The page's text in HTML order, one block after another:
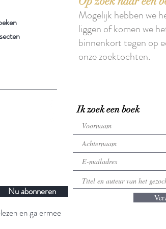
Mogelijk hebben we
liggen of komen we
binnenkort tegen op
onze zoektochten.
Nu abonneren
en ga ermee
Ik zoek een boek